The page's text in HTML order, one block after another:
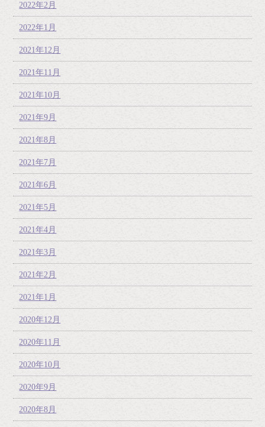
2022年2月
2022年1月
2021年12月
2021年11月
2021年10月
2021年9月
2021年8月
2021年7月
2021年6月
2021年5月
2021年4月
2021年3月
2021年2月
2021年1月
2020年12月
2020年11月
2020年10月
2020年9月
2020年8月